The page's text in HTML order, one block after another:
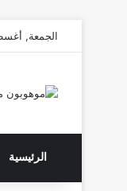
الجمعة, أغسطس
الرئيسية